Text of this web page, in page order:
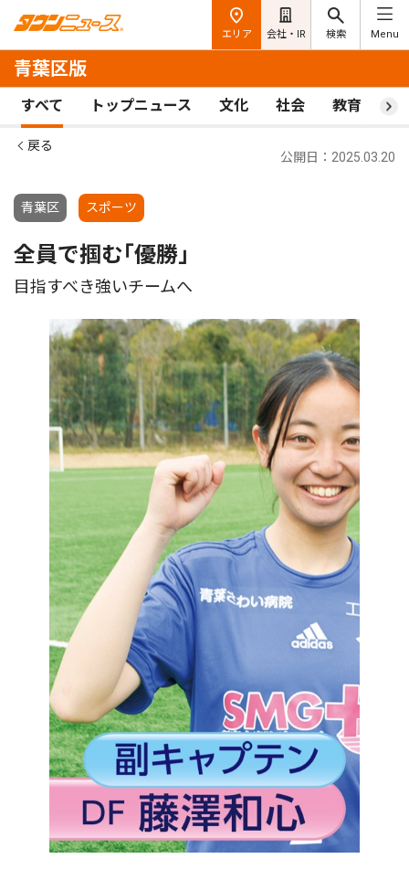
エリア 会社・IR 検索 Menu
青葉区版
すべて トップニュース 文化 社会 教育 ス
戻る
青葉区 スポーツ
公開日：2025.03.20
全員で掴む｢優勝｣
目指すべき強いチームへ